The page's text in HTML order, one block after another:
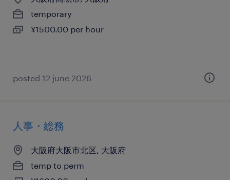
temporary
¥1500.00 per hour
posted 12 june 2026
人事・総務
大阪府大阪市北区, 大阪府
temp to perm